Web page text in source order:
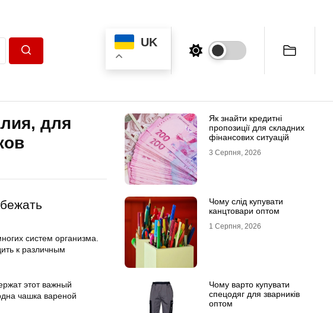
UK
для
систем организма.
к различным
этот важный
чашка вареной
Як знайти кредитні
пропозиції для складних
фінансових ситуацій
3 Серпня, 2026
Чому слід купувати
канцтовари оптом
1 Серпня, 2026
Чому варто купувати
спецодяг для зварників
оптом